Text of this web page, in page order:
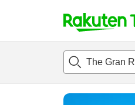
t
p
a
แนะนำที่พัก ห้องพัก